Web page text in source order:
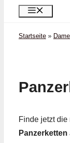
Startseite »
Finde jetzt die
Panzer­ketten